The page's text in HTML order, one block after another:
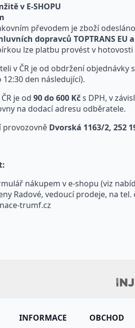
v E-SHOPU
převodem je zboží
dopravců TOPTRANS EU
lze platbu provést v
v ČR je od obdržení objednávky
den následující).
je od90 do 600 Kčs DPH, v
na dodací adresu odběratele.
provozovně Dvorská 1163/2, 252
nákupem v e-shopu (viz
Radové, vedoucí prodeje, na tel.
trumf.cz
INFORMACE
OBCHOD